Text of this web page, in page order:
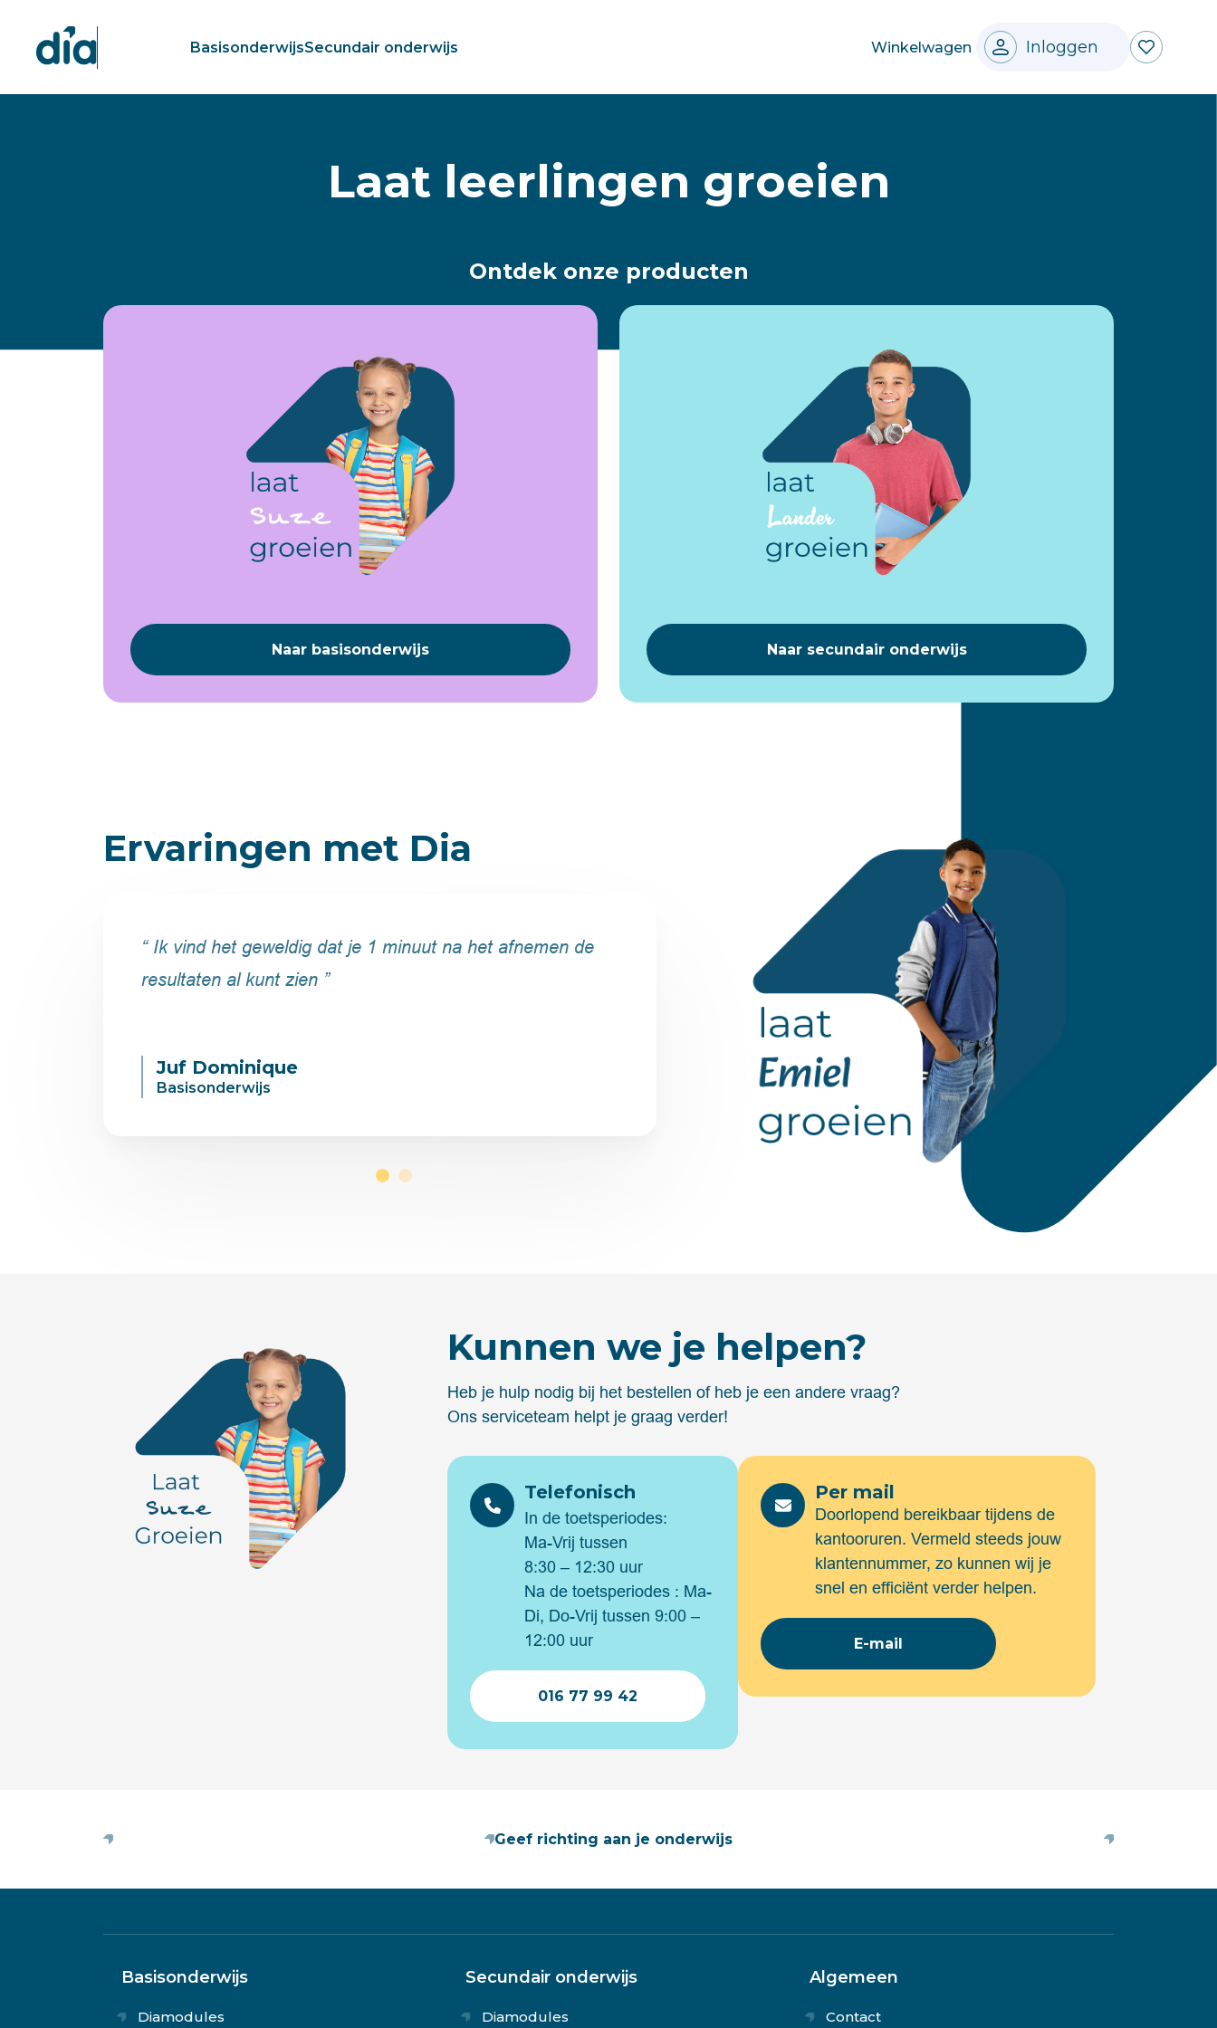
BasisonderwijsSecundair onderwijs Winkelwagen Inloggen
Laat leerlingen groeien
Ontdek onze producten
Naar basisonderwijs Naar secundair onderwijs
Ervaringen met Dia
Ervaringen met Dia
“ Ik vind het geweldig dat je 1 minuut na het afnemen de
resultaten al kunt zien ”
Juf Dominique
Basisonderwijs
Kunnen we je helpen?
Heb je hulp nodig bij het bestellen of heb je een andere vraag?
Ons serviceteam helpt je graag verder!
Telefonisch
In de toetsperiodes:
Ma-Vrij tussen
8:30 – 12:30 uur
Na de toetsperiodes : Ma-
Di, Do-Vrij tussen 9:00 –
12:00 uur
016 77 99 42
Per mail
Doorlopend bereikbaar tijdens de
kantooruren. Vermeld steeds jouw
klantennummer, zo kunnen wij je
snel en efficiënt verder helpen.
E-mail
Geef richting aan je onderwijs
Basisonderwijs
Diamodules
Secundair onderwijs
Diamodules
Algemeen
Contact